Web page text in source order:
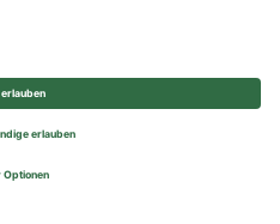
- All rights reserved